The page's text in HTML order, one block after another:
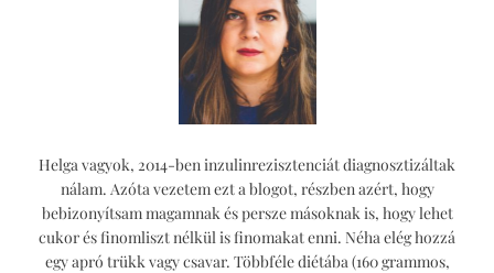
Helga vagyok, 2014-ben inzulinrezisztenciát diagnosztizáltak
nálam. Azóta vezetem ezt a blogot, részben azért, hogy
bebizonyítsam magamnak és persze másoknak is, hogy lehet
cukor és finomliszt nélkül is finomakat enni. Néha elég hozzá
egy apró trükk vagy csavar. Többféle diétába (160 grammos,